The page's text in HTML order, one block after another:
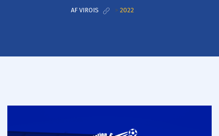
AF VIROIS > 2022